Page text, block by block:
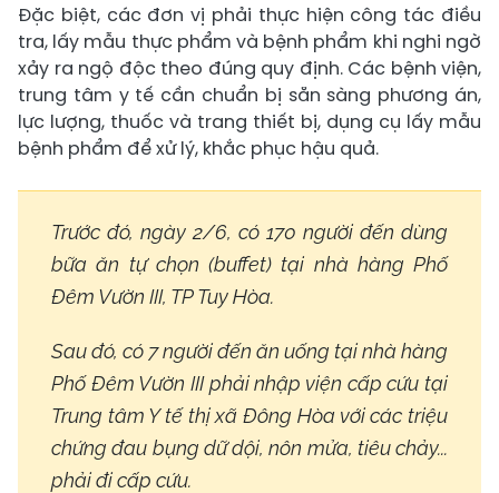
Đặc biệt, các đơn vị phải thực hiện công tác điều
tra, lấy mẫu thực phẩm và bệnh phẩm khi nghi ngờ
xảy ra ngộ độc theo đúng quy định. Các bệnh viện,
trung tâm y tế cần chuẩn bị sẵn sàng phương án,
lực lượng, thuốc và trang thiết bị, dụng cụ lấy mẫu
bệnh phẩm để xử lý, khắc phục hậu quả.
Trước đó, ngày 2/6, có 170 người đến dùng
bữa ăn tự chọn (buffet) tại nhà hàng Phố
Đêm Vườn III, TP Tuy Hòa.
Sau đó, có 7 người đến ăn uống tại nhà hàng
Phố Đêm Vườn III phải nhập viện cấp cứu tại
Trung tâm Y tế thị xã Đông Hòa với các triệu
chứng đau bụng dữ dội, nôn mửa, tiêu chảy...
phải đi cấp cứu.